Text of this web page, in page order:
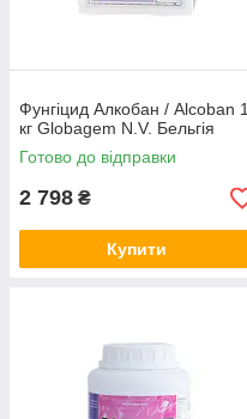
Фунгіцид Алкобан / Alcoban 1
кг Globagem N.V. Бельгія
Готово до відправки
2 798 ₴
Купити